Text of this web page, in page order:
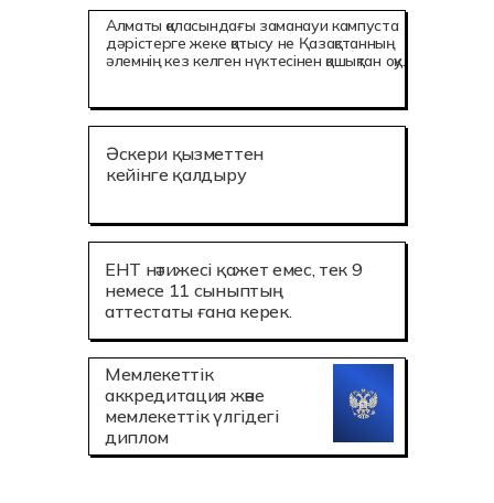
Мемлекеттік
аккредитация және
мемлекеттік үлгідегі
диплом
Әскери қызметтен
кейінге қалдыру
ЕНТ нәтижесі қажет емес, тек 9
немесе 11 сыныптың
аттестаты ғана керек.
Алматы қаласындағы заманауи кампуста
дәрістерге жеке қатысу не Қазақстанның
әлемнің кез келген нүктесінен қашықтан оқу.